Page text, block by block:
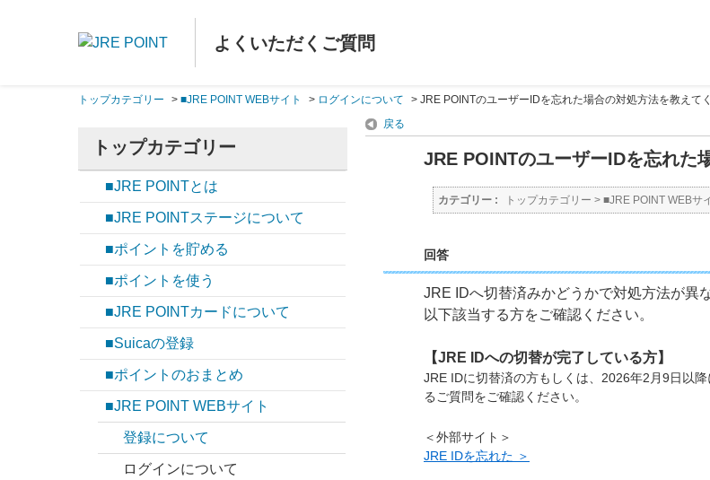
よくいただくご質問
トップカテゴリー > ■JRE POINT WEBサイト > ログインについて > JRE POINTのユーザーIDを忘れた場合の対処方法を教えて
トップカテゴリー
■JRE POINTとは
■JRE POINTステージについて
■ポイントを貯める
■ポイントを使う
■JRE POINTカードについて
■Suicaの登録
■ポイントのおまとめ
■JRE POINT WEBサイト
登録について
ログインについて
戻る
JRE POINTのユーザーIDを忘れた
カテゴリー : トップカテゴリー > ■JRE POINT WEBサ
回答
JRE IDへ切替済みかどうかで対処方法が異
以下該当する方をご確認ください。
【JRE IDへの切替が完了している方】
JRE IDに切替済の方もしくは、2026年2月9日以
るご質問をご確認ください。
＜外部サイト＞
JRE IDを忘れた ＞